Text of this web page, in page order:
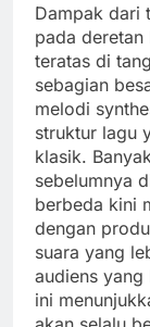
Dampak dari
pada
teratas di
sebagian
melodi
struktur lagu
klasik.
sebelumnya
berbeda kini
dengan
suara yang
audiens yang
ini